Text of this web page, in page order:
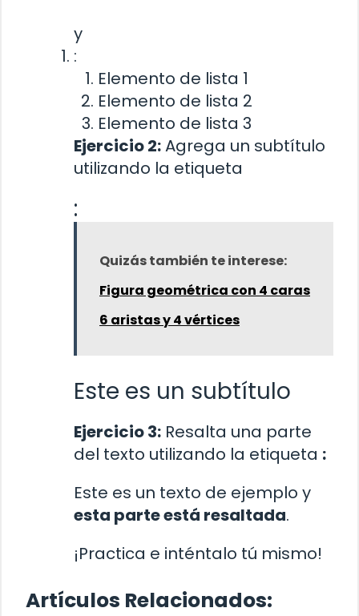
y
:
Elemento de lista 1
Elemento de lista 2
Elemento de lista 3
Ejercicio 2:Agrega un subtítulo
utilizando la etiqueta
:
Quizás también te interese:
Figura geométrica con 4 caras
6 aristas y 4 vértices
Este es un subtítulo
Ejercicio 3: Resalta una parte
del texto utilizando la etiqueta :
Este es un texto de ejemplo y
esta parte está resaltada.
¡Practica e inténtalo tú mismo!
Artículos Relacionados: